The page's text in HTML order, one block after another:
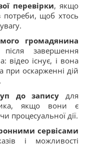
перевірки, якщо
потреби, щоб хтось
громадянина
завершення
відео існує, і вона
при оскарженні дій
до запису для
якщо вони є
процесуальної дії.
сервісами
і можливості